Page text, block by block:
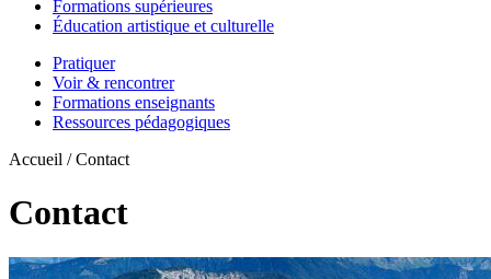
Formations supérieures
Éducation artistique et culturelle
Pratiquer
Voir & rencontrer
Formations enseignants
Ressources pédagogiques
Accueil / Contact
Contact